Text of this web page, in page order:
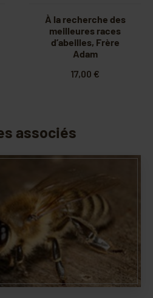
À la recherche des
meilleures races
d’abeilles, Frère
Adam
17,00 €
associés